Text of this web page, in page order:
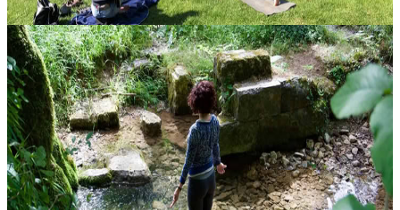
Breda, Paesi Bassi
Corso di formazione per insegnanti di yoga
Dal 2019 è possibile prendere parte a un corso di formazione
insegnanti di 200 ore in Europa e approfondire lo yoga secondo
l’insegnamento originario dell’India. Centre Lothlorien propone
questo TTC i...
3250,00 €